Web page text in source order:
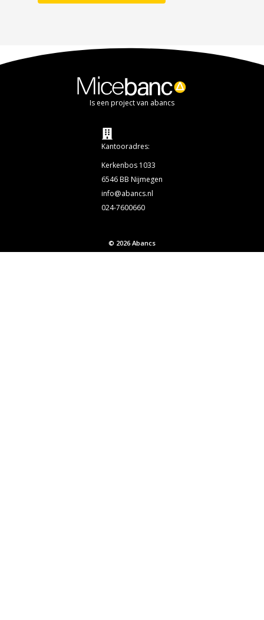
Is een project van abancs
Kantooradres:
Kerkenbos 1033
6546 BB Nijmegen
info@abancs.nl
024-7600660
© 2026 Abancs